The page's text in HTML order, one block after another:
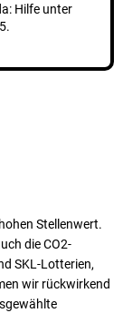
Hilfe unter
.
Stellen­wert.
die CO2-
SKL-Lotterien,
wir rück­wirkend